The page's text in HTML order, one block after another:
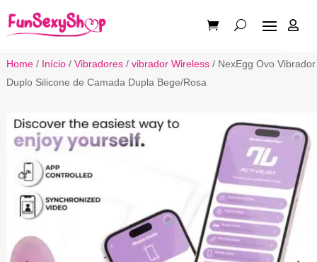

Home/ Início/ Vibradores/ vibrador Wireless/ NexEgg Ovo Vibrador
Duplo Silicone de Camada Dupla Bege/Rosa